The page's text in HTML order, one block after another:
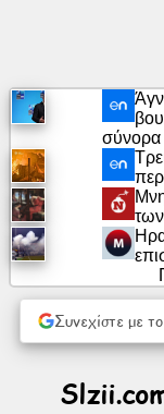
διάταξη
Κοινωνικό
δίκτυο
σύνορα
Συνεχίστε με